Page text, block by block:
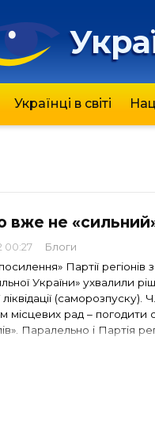
Українці в світі
вже не
00:27 Блоги
Партії
України» ухвалили
ліквідації
місцевих рад – погодити
Паралельно і Партія